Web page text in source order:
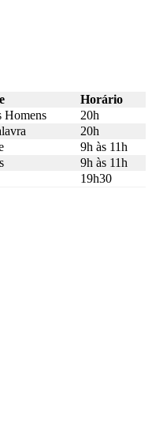
Horário
Homens
20h
20h
9h às 11h
9h às 11h
19h30